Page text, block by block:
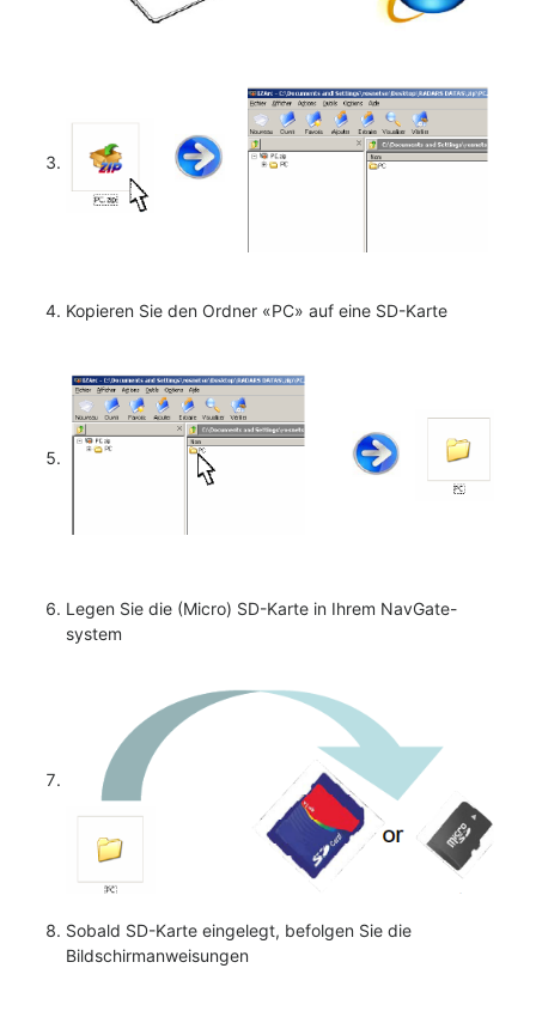
Kopieren Sie den Ordner «PC» auf eine SD-Karte
Legen Sie die (Micro) SD-Karte in Ihrem NavGate-
system
Sobald SD-Karte eingelegt, befolgen Sie die
Bildschirmanweisungen